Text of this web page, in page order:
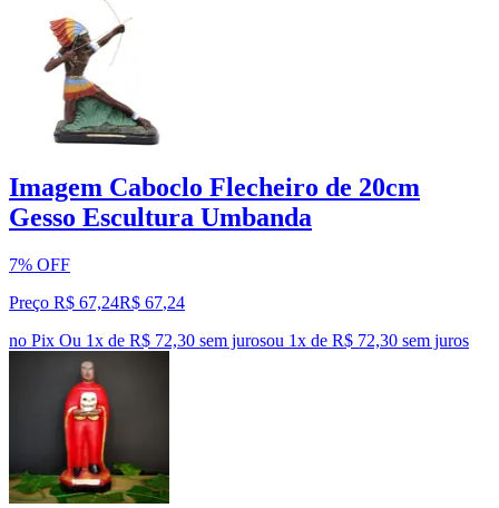
Imagem Caboclo Flecheiro de 20cm
Gesso Escultura Umbanda
7% OFF
Preço R$ 67,24R$ 67,24
no Pix Ou 1x de R$ 72,30 sem jurosou 1x de R$ 72,30 sem juros